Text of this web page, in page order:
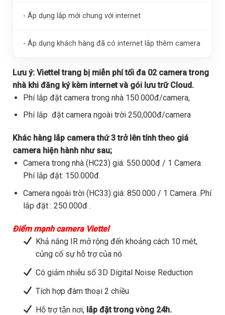
- Áp dụng lắp mới chung với internet
- Áp dụng khách hàng đã có internet lắp thêm camera
Lưu ý: Viettel trang bị miễn phí tối đa 02 camera trong
nhà khi đăng ký kèm internet và gói lưu trữ Cloud.
Phí lắp đặt camera trong nhà 150.000đ/camera,
Phí lắp đặt camera ngoài trời 250,000đ/camera
Khác hàng lắp camera thứ 3 trở lên tính theo giá
camera hiện hành như sau;
Camera trong nhà (HC23) giá: 550.000đ / 1 Camera.
Phí lắp đặt: 150.000đ.
Camera ngoài trời (HC33) giá: 850.000 / 1 Camera. Phí
lắp đặt : 250.000đ .
Điểm mạnh camera Viettel
Khả năng IR mở rộng đến khoảng cách 10 mét,
củng cố sự hỗ trợ của nó
Có giảm nhiễu số 3D Digital Noise Reduction
Tích hợp đàm thoại 2 chiều
Hỗ trợ tận nơi,lắp đặt trong vòng 24h.